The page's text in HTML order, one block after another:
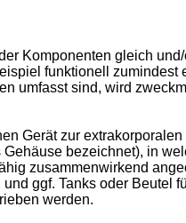
Komponenten gleich
funktionell zumindest
umfasst sind, wird
Gerät zur
bezeichnet), in
zusammenwirkend
ggf. Tanks oder Beutel
werden.